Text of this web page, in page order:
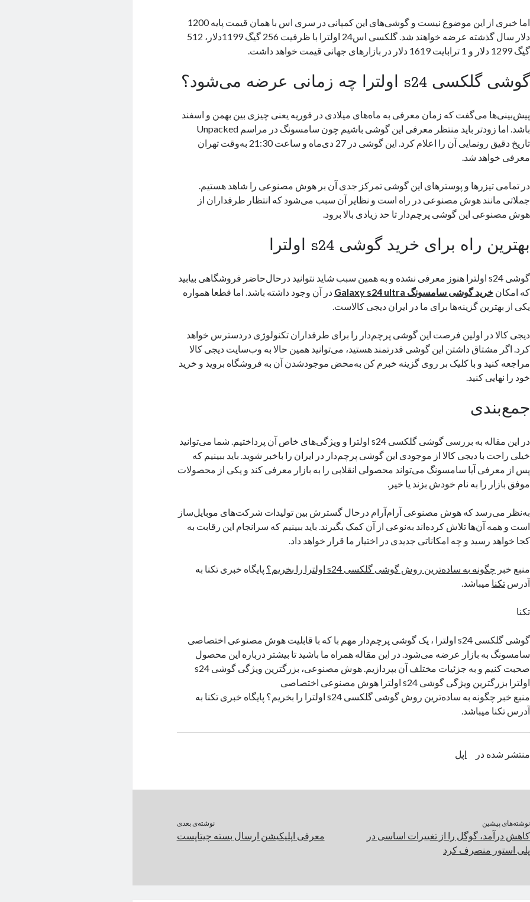
اما خبری از این موضوع نیست و گوشی‌های این کمپانی در سری اس با همان قیمت پایه 1200
دلار سال گذشته عرضه خواهند شد. گلکسی اس24 اولترا با ظرفیت 256 گیگ 1199دلار، 512
گیگ 1299 دلار و 1 ترابایت 1619 دلار در بازار‌های جهانی قیمت خواهد داشت.
گوشی گلکسی s24 اولترا چه زمانی عرضه می‌شود؟
پیش‌بینی‌ها می‌گفت که زمان معرفی به ماه‌های میلادی در فوریه یعنی چیزی بین بهمن و اسفند
باشد. اما زودتر باید منتظر معرفی این گوشی باشیم چون سامسونگ در مراسم Unpacked
تاریخ دقیق رونمایی آن را اعلام کرد. این گوشی در 27 دی‌ماه و ساعت 21:30 به‌وقت تهران
معرفی خواهد شد.
در تمامی تیزر‌ها و پوستر‌های این گوشی تمرکز جدی آن بر هوش مصنوعی را شاهد هستیم.
جملاتی مانند هوش مصنوعی در راه است و نظایر آن سبب می‌شود که انتظار طرفداران از
هوش مصنوعی این گوشی پرچم‌دار تا حد زیادی بالا برود.
بهترین راه برای خرید گوشی s24 اولترا
گوشی s24 اولترا هنوز معرفی نشده و به همین سبب شاید نتوانید درحال‌حاضر فروشگاهی بیابید
که امکانخرید گوشی سامسونگ Galaxy s24 ultra در آن وجود داشته باشد. اما قطعا همواره
یکی از بهترین گزینه‌ها برای ما در ایران دیجی کالاست.
دیجی کالا در اولین فرصت این گوشی پرچم‌دار را برای طرفداران تکنولوژی دردسترس خواهد
کرد. اگر مشتاق داشتن این گوشی قدرتمند هستید، می‌توانید همین حالا به وب‌سایت دیجی کالا
مراجعه کنید و با کلیک بر روی گزینه خبرم کن به‌محض موجودشدن آن به فروشگاه بروید و خرید
خود را نهایی کنید.
جمع‌بندی
در این مقاله به بررسی گوشی گلکسی s24 اولترا و ویژگی‌های خاص آن پرداختیم. شما می‌توانید
خیلی راحت با دیجی کالا از موجودی این گوشی پرچم‌دار در ایران را باخبر شوید. باید ببینیم که
پس از معرفی آیا سامسونگ می‌تواند محصولی انقلابی را به بازار معرفی کند و یکی از محصولات
موفق بازار را به نام خودش بزند یا خیر.
به‌نظر می‌رسد که هوش مصنوعی آرام‌آرام درحال گسترش بین تولیدات شرکت‌های موبایل‌ساز
است و همه آن‌ها تلاش کرده‌اند به‌نوعی از آن کمک بگیرند. باید ببینیم که سرانجام این رقابت به
کجا خواهد رسید و چه امکاناتی جدیدی در اختیار ما قرار خواهد داد.
منبع خبر چگونه به ساده‌ترین روش گوشی گلکسی s24 اولترا را بخریم؟
پایگاه خبری تکنا به
آدرستکنا میباشد.
تکنا
گوشی گلکسی s24 اولترا ، یک گوشی پرچم‌دار مهم با که با قابلیت هوش مصنوعی اختصاصی
سامسونگ به بازار عرضه می‌شود. در این مقاله همراه ما باشید تا بیشتر درباره این محصول
صحبت کنیم و به جزئیات مختلف آن بپردازیم. هوش مصنوعی، بزرگترین ویژگی گوشی s24
اولترا بزرگترین ویژگی گوشی s24 اولترا هوش مصنوعی اختصاصی
منبع خبر چگونه به ساده‌ترین روش گوشی گلکسی s24 اولترا را بخریم؟ پایگاه خبری تکنا به
آدرس تکنا میباشد.
منتشر شده در اپل
نوشته‌های پیشین
کاهش درآمد، گوگل را از تغییرات اساسی در
پلی‌ استور منصرف کرد
نوشته‌ی بعدی
معرفی اپلیکیشن ارسال بسته چیتاپست